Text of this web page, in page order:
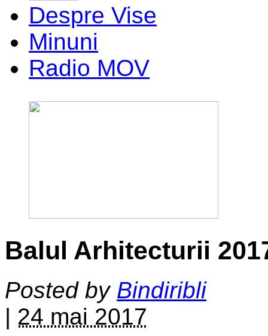
Despre Vise
Minuni
Radio MOV
Balul Arhitecturii
Posted by Bindiribli
| 24 mai 2017